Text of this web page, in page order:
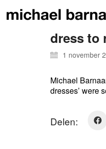
dress to
1 november
Michael
dresses’ were
Delen: